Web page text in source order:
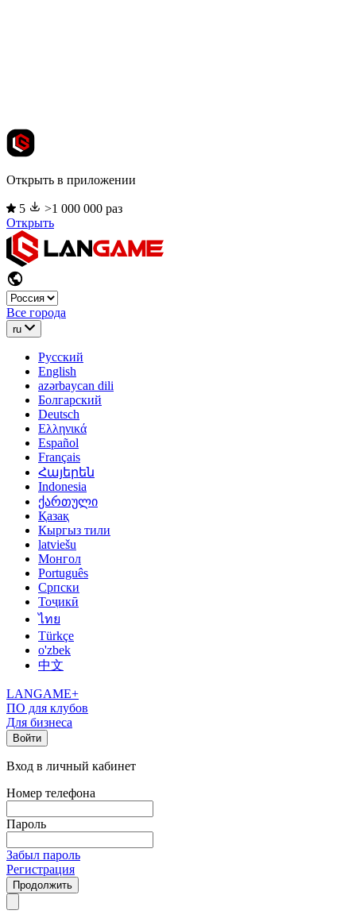
Открыть в приложении
5
>1 000 000 раз
Открыть
Все города
ru
Русский
English
azərbaycan dili
Болгарский
Deutsch
Ελληνικά
Español
Français
Հայերեն
Indonesia
ქართული
Қазақ
Кыргыз тили
latviešu
Монгол
Português
Српски
Тоҷикӣ
ไทย
Türkçe
o'zbek
中文
LANGAME+
ПО для клубов
Для бизнеса
Войти
Вход в личный кабинет
Номер телефона
Пароль
Забыл пароль
Регистрация
Продолжить